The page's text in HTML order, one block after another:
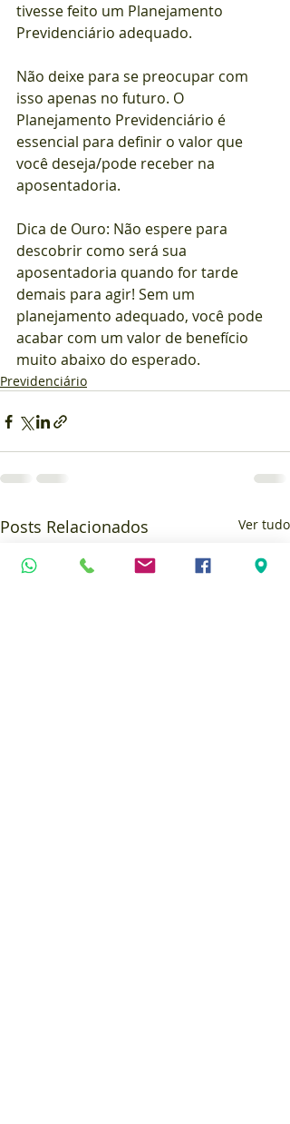
tivesse feito um Planejamento
Previdenciário adequado.
Não deixe para se preocupar com
isso apenas no futuro. O
Planejamento Previdenciário é
essencial para definir o valor que
você deseja/pode receber na
aposentadoria.
Dica de Ouro: Não espere para
descobrir como será sua
aposentadoria quando for tarde
demais para agir! Sem um
planejamento adequado, você pode
acabar com um valor de benefício
muito abaixo do esperado.
Previdenciário
Posts Relacionados Ver tudo